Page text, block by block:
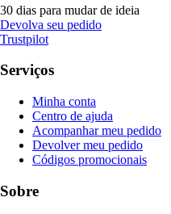
30 dias para mudar de ideia
Devolva seu pedido
Trustpilot
Serviços
Minha conta
Centro de ajuda
Acompanhar meu pedido
Devolver meu pedido
Códigos promocionais
Sobre